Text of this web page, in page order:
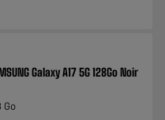
Galaxy A17 5G 128Go Noir
Go